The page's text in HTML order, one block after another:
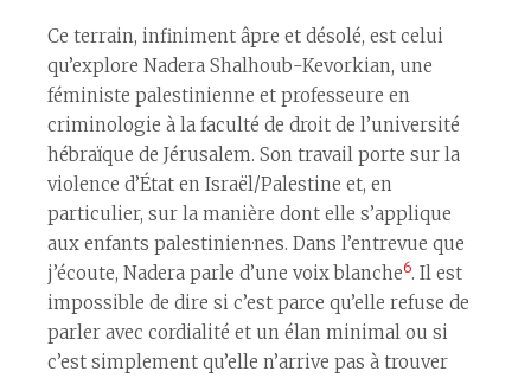
Ce terrain, infiniment âpre et désolé, est celui
qu’explore Nadera Shalhoub-Kevorkian, une
féministe palestinienne et professeure en
criminologie à la faculté de droit de l’université
hébraïque de Jérusalem. Son travail porte sur la
violence d’État en Israël/Palestine et, en
particulier, sur la manière dont elle s’applique
aux enfants palestinien·nes. Dans l’entrevue que
j’écoute, Nadera parle d’une voix blanche6. Il est
impossible de dire si c’est parce qu’elle refuse de
parler avec cordialité et un élan minimal ou si
c’est simplement qu’elle n’arrive pas à trouver